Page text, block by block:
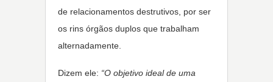
de relacionamentos destrutivos, por ser
os rins órgãos duplos que trabalham
alternadamente.
Dizem ele: “O objetivo ideal de uma